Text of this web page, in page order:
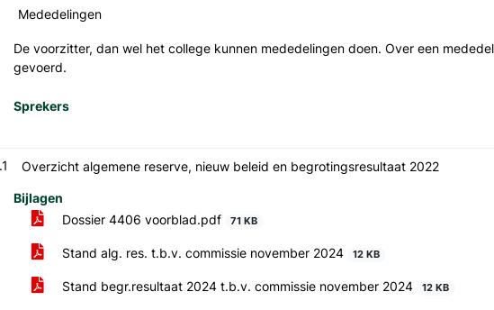
Mededelingen
De voorzitter, dan wel het college kunnen mededelingen doen. Over een
gevoerd.
Sprekers
Overzicht algemene reserve, nieuw beleid en begrotingsresultaat 2022
Bijlagen
Dossier 4406 voorblad.pdf
71 KB
Stand alg. res. t.b.v. commissie november 2024 12 KB
Stand begr.resultaat 2024 t.b.v. commissie november 2024 12 KB